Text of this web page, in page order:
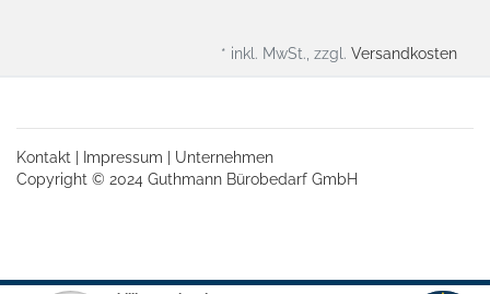
* inkl. MwSt., zzgl. Versandkosten
Kontakt Impressum
Unternehmen
Copyright © 2024 Guthmann Bürobedarf GmbH